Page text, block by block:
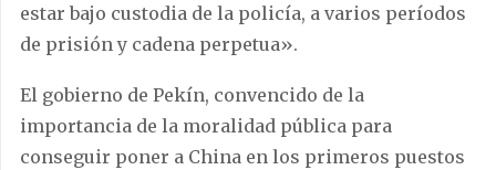
estar bajo custodia de la policía, a varios períodos
de prisión y cadena perpetua».
El gobierno de Pekín, convencido de la
importancia de la moralidad pública para
conseguir poner a China en los primeros puestos